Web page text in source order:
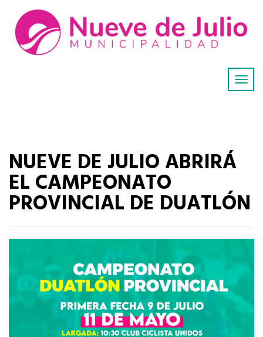
NUEVE DE JULIO ABRIRÁ
EL CAMPEONATO
PROVINCIAL DE DUATLÓN